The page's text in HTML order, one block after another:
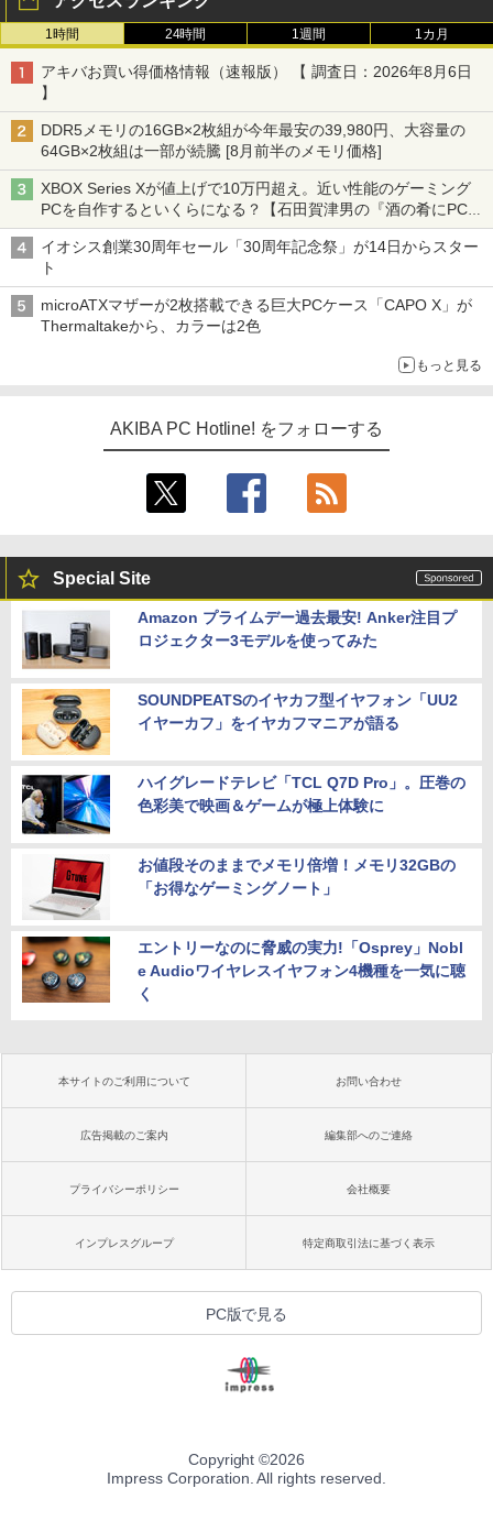
1時間 24時間 1週間 1カ月
アキバお買い得価格情報（速報版） 【 調査日：2026年8月6日
】
DDR5メモリの16GB×2枚組が今年最安の39,980円、大容量の
64GB×2枚組は一部が続騰 [8月前半のメモリ価格]
XBOX Series Xが値上げで10万円超え。近い性能のゲーミング
PCを自作するといくらになる？【石田賀津男の『酒の肴にPCゲ
ーム』】
イオシス創業30周年セール「30周年記念祭」が14日からスター
ト
microATXマザーが2枚搭載できる巨大PCケース「CAPO X」が
Thermaltakeから、カラーは2色
もっと見る
AKIBA PC Hotline! をフォローする
Special Site
Amazon プライムデー過去最安! Anker注目プ
ロジェクター3モデルを使ってみた
SOUNDPEATSのイヤカフ型イヤフォン「UU2
イヤーカフ」をイヤカフマニアが語る
ハイグレードテレビ「TCL Q7D Pro」。圧巻の
色彩美で映画＆ゲームが極上体験に
お値段そのままでメモリ倍増！メモリ32GBの
「お得なゲーミングノート」
エントリーなのに脅威の実力!「Osprey」Nobl
e Audioワイヤレスイヤフォン4機種を一気に聴
く
本サイトのご利用について お問い合わせ
広告掲載のご案内 編集部へのご連絡
プライバシーポリシー 会社概要
インプレスグループ 特定商取引法に基づく表示
PC版で見る
Copyright ©2026
Impress Corporation. All rights reserved.